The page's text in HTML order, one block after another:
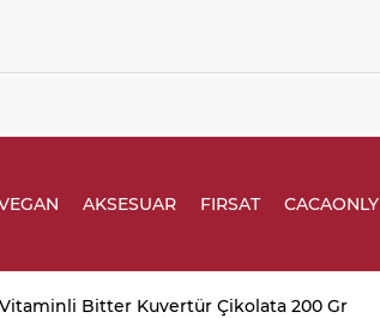
AKSESUAR FIRSAT CACAONLY
Vitaminli Bitter Kuvertür Çikolata 200 Gr